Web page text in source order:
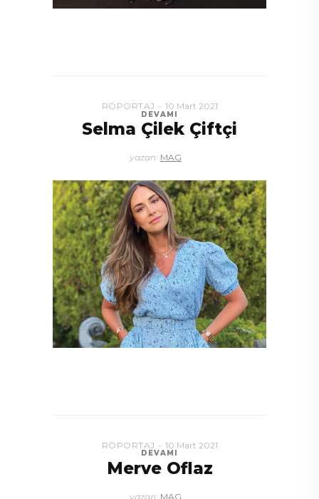
DEVAMI
RÖPORTAJ 10 Mart 2021
Selma Çilek Çiftçi
yazan: MAG
DEVAMI
RÖPORTAJ 10 Mart 2021
Merve Oflaz
yazan: MAG